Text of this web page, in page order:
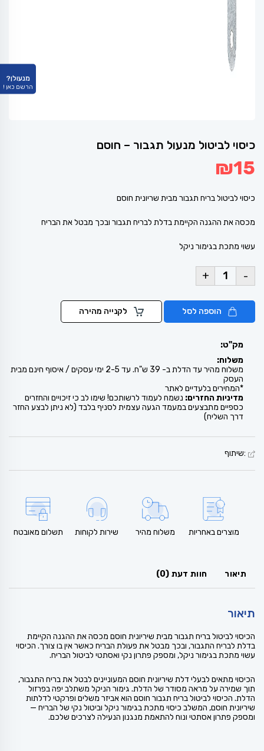
כיסוי לביטול מנעול תגבור – חוסם
₪15
כיסוי לביטול בריח תגבור מבית שריונית חוסם
מכסה את ההגנה הקיימת בדלת לבריח תגבור ובכך מבטל את הבריח
עשוי מתכת בגימור ניקל
-
+
הוספה לסל לקנייה מהירה
מק"ט:
משלוח:
משלוח מהיר עד הדלת ב- 39 ש"ח. עד 2-5 ימי עסקים / איסוף חינם מבית
העסק
*המחירים בלעדיים לאתר
מדיניות החזרים: נשמח לעמוד לרשותכם! שימו לב כי זיכויים והחזרים
כספיים מתבצעים במעמד הגעה עצמית לסניף בלבד (לא ניתן לבצע החזר
דרך השליח)
:שיתוף
מוצרים באחריות משלוח מהיר שירות לקוחות תשלום מאובטח
תיאור חוות דעת (0)
תיאור
הכיסוי לביטול בריח תגבור מבית שיריונית חוסם מכסה את ההגנה הקיימת
בדלת לבריח התגבור, ובכך מבטל את פעולת הבריח כאשר אין בו צורך. הכיסוי
עשוי מתכת בגימור ניקל, ומספק פתרון נקי ואסתטי לביטול הבריח.
הכיסוי מתאים לבעלי דלת שיריונית חוסם המעוניינים לבטל את בריח התגבור,
תוך שמירה על מראה מסודר של הדלת. גימור הניקל משתלב יפה בפרזול
הדלת. הכיסוי לביטול בריח תגבור חוסם הוא אביזר משלים ופרקטי לדלתות
שיריונית חוסם, המשלב כיסוי מתכת בגימור ניקל וביטול נקי של הבריח —
ומספק פתרון אסתטי ונוח להתאמת מנגנון הנעילה לצרכים שלכם.
מנעולן?
הרשם כאן !